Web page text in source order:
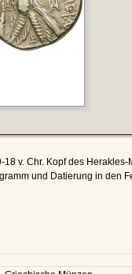
v. Chr. Kopf des
und Datierung in den